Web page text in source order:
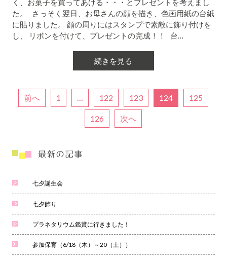
く、お菓子を買ってあげる・・・とプレゼントを考えまし
た。 さっそく翌日、お母さんの顔を描き、色画用紙の台紙
に貼りました。 顔の周りにはスタンプで素敵に飾り付けを
し、 リボンを付けて、プレゼントの完成！！ 台…
続きを見る
前へ 1 … 122 123 124 125
126 次へ
七夕誕生会
七夕飾り
プラネタリウム鑑賞に行きました！
参加保育（6/18（木）～20（土））